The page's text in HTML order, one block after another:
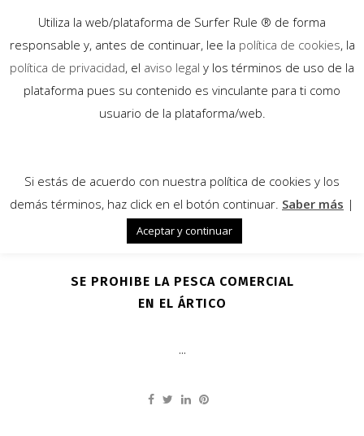
14
SE PROHIBE LA PESCA COMERCIAL
EN EL ÁRTICO
...
Utiliza la web/plataforma de Surfer Rule ® de forma
responsable y, antes de continuar, lee la política de cookies, la
política de privacidad, el aviso legal y los términos de uso de la
plataforma pues su contenido es vinculante para ti como
usuario de la plataforma/web.
Si estás de acuerdo con nuestra política de cookies y los
demás términos, haz click en el botón continuar. Saber más |
Aceptar y continuar